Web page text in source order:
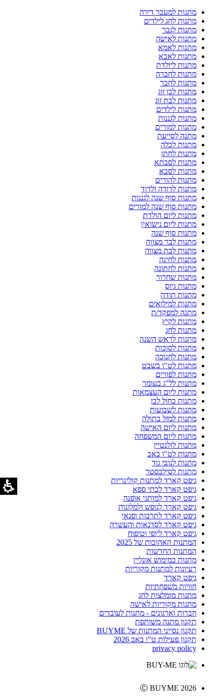
מתנות למעבר דירה
מתנות לחג לילדים
מתנות לגבר
מתנות לאישה
מתנות לאמא
מתנות לאבא
מתנות ליולדת
מתנות לחברה
מתנות לחבר
מתנות לבן זוג
מתנות לבת זוג
מתנות לילדים
מתנות לגננות
מתנות למורים
מתנה לסייעת
מתנות לכלה
מתנות לחתן
מתנות לסבתא
מתנות לסבא
מתנות להורים
מתנות לדודה ולדוד
מתנות סוף שנה לגננות
מתנות סוף שנה למורים
מתנות ליום הולדת
מתנות ליום נישואין
מתנות סוף שנה
מתנות לבר מצווה
מתנות לבת מצווה
מתנות לחינה
מתנות לחתונה
מתנות שחרור
מתנות גיוס
מתנות תודה
מתנות למילואים
מתנה למפקד/ת
מתנות לקיץ
מתנות לחג
מתנות לראש השנה
מתנות לסוכות
מתנות לחנוכה
מתנות לט"ו בשבט
מתנות לפורים
מתנות לל"ג בעומר
מתנות ליום העצמאות
מתנות כחול לבן
מתנות לשבועות
מתנות למזל בתולה
מתנות ליום האישה
מתנות ליום המשפחה
מתנות לולנטיין
מתנות לט"ו באב
מתנות לנובי גוד
מתנות לסילבסטר
גיפט קארד למתנות קולינריות
גיפט קארד לבתי ספא
גיפט קארד למותגי אופנה
גיפט קארד לנופש ולמלונות
גיפט קארד לתרבות ופנאי
גיפט קארד לסדנאות והעשרה
גיפט קארד ליופי וטיפוח
המתנות האהובות של 2025
המתנות החדשות
מתנות במימוש אונליין
רעיונות למתנות מקוריות
גיפט קארד
חוויות משפחתיות
מתנות מומלצות לחג
מתנות מקוריות לאישה
חברות וארגונים - מתנות לעובדים
תקנון מתנה משותפת
תקנון נסייני המתנות של BUYME
תקנון פעילות ט"ו באב 2026
privacy policy
Ⓒ BUYME 2026